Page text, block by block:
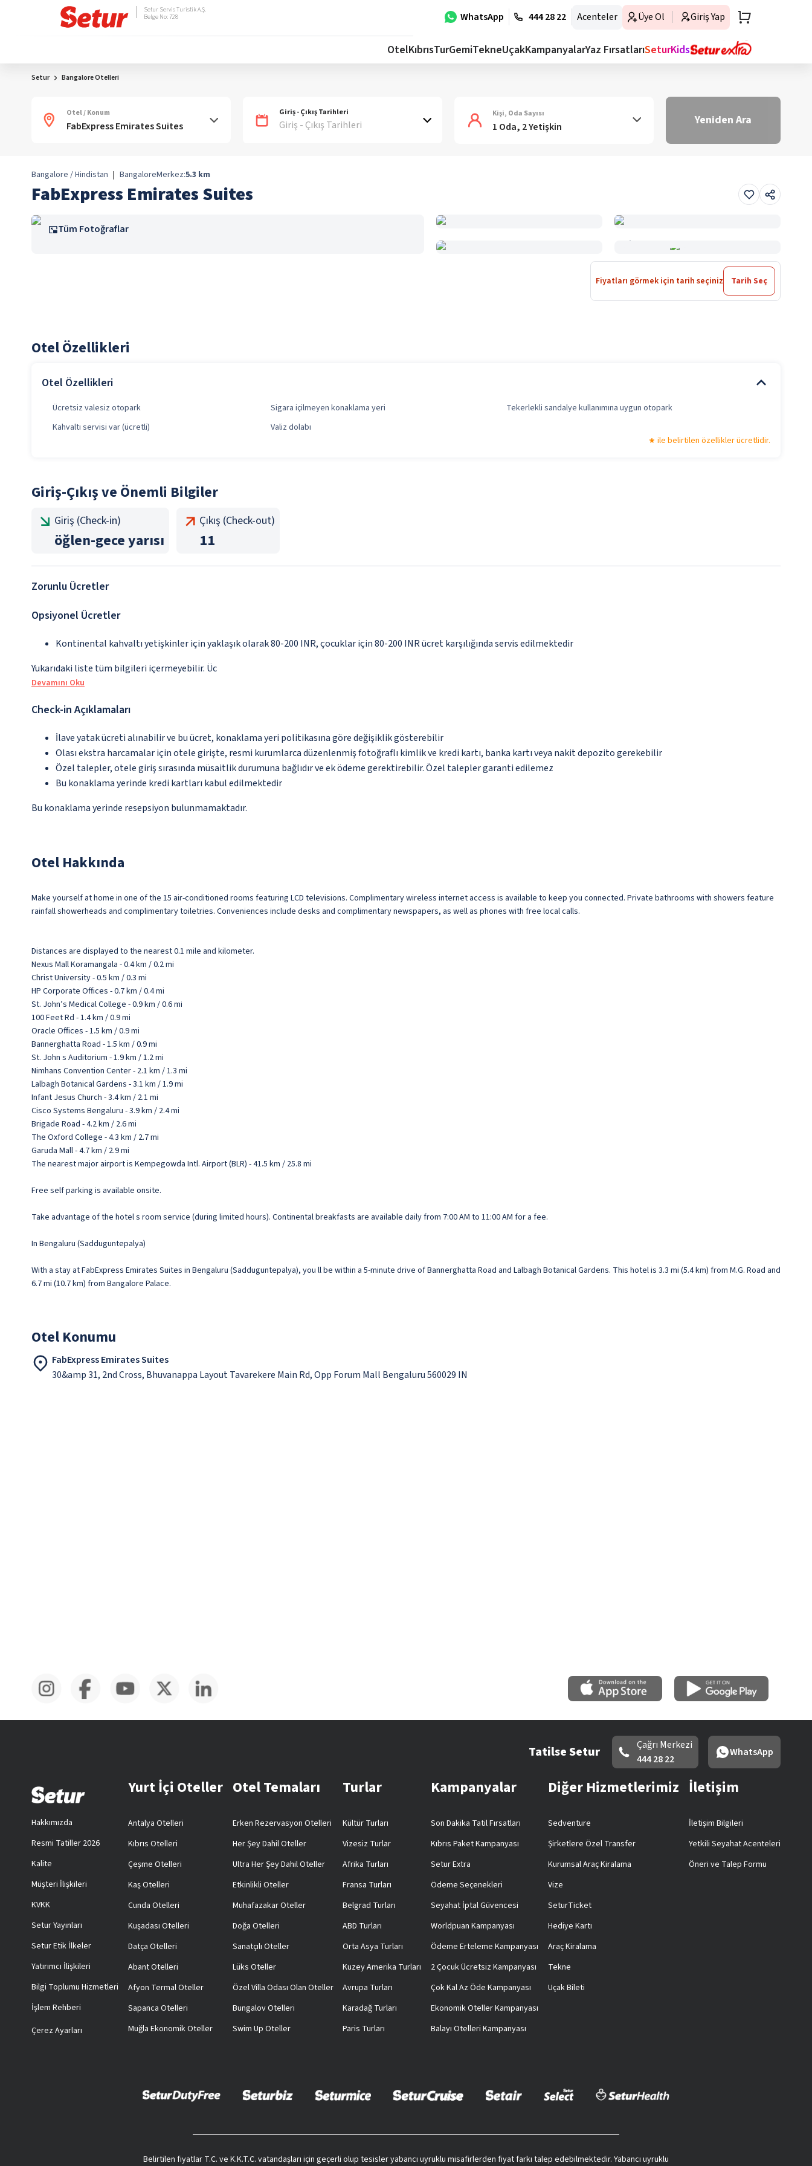
WhatsApp 444 28 22 Acenteler Üye Ol Giriş Yap
Setur Servis Turistik A.Ş.
Belge No: 728
OtelKıbrısTurGemiTekneUçakKampanyalarYaz FırsatlarıSeturKids
Setur Bangalore Otelleri
Otel / Konum Giriş - Çıkış Tarihleri
Giriş - Çıkış Tarihleri
Kişi, Oda Sayısı
1 Oda, 2 Yetişkin Yeniden Ara
Bangalore / Hindistan | BangaloreMerkez:5.3 km
FabExpress Emirates Suites
Tüm Fotoğraflar
Fiyatları görmek için tarih seçiniz Tarih Seç
Otel Özellikleri
Otel Özellikleri
Ücretsiz valesiz otopark Sigara içilmeyen konaklama yeri
Tekerlekli sandalye kullanımına uygun otopark
Kahvaltı servisi var (ücretli)
Valiz dolabı
ile belirtilen özellikler ücretlidir.
Giriş-Çıkış ve Önemli Bilgiler
Giriş (Check-in)
öğlen-gece yarısı
Çıkış (Check-out)
11
Zorunlu Ücretler
Opsiyonel Ücretler
Kontinental kahvaltı yetişkinler için yaklaşık olarak 80-200 INR, çocuklar için 80-200 INR ücret karşılığında servis edilmektedir
Yukarıdaki liste tüm bilgileri içermeyebilir. Üc
Devamını Oku
Check-in Açıklamaları
İlave yatak ücreti alınabilir ve bu ücret, konaklama yeri politikasına göre değişiklik gösterebilir
Olası ekstra harcamalar için otele girişte, resmi kurumlarca düzenlenmiş fotoğraflı kimlik ve kredi kartı, banka kartı veya nakit depozito gerekebilir
Özel talepler, otele giriş sırasında müsaitlik durumuna bağlıdır ve ek ödeme gerektirebilir. Özel talepler garanti edilemez
Bu konaklama yerinde kredi kartları kabul edilmektedir
Bu konaklama yerinde resepsiyon bulunmamaktadır.
Otel Hakkında
Make yourself at home in one of the 15 air-conditioned rooms featuring LCD televisions. Complimentary wireless internet access is available to keep you connected. Private bathrooms with showers feature
rainfall showerheads and complimentary toiletries. Conveniences include desks and complimentary newspapers, as well as phones with free local calls.
Distances are displayed to the nearest 0.1 mile and kilometer.
Nexus Mall Koramangala - 0.4 km / 0.2 mi
Christ University - 0.5 km / 0.3 mi
HP Corporate Offices - 0.7 km / 0.4 mi
St. John’s Medical College - 0.9 km / 0.6 mi
100 Feet Rd - 1.4 km / 0.9 mi
Oracle Offices - 1.5 km / 0.9 mi
Bannerghatta Road - 1.5 km / 0.9 mi
St. John s Auditorium - 1.9 km / 1.2 mi
Nimhans Convention Center - 2.1 km / 1.3 mi
Lalbagh Botanical Gardens - 3.1 km / 1.9 mi
Infant Jesus Church - 3.4 km / 2.1 mi
Cisco Systems Bengaluru - 3.9 km / 2.4 mi
Brigade Road - 4.2 km / 2.6 mi
The Oxford College - 4.3 km / 2.7 mi
Garuda Mall - 4.7 km / 2.9 mi
The nearest major airport is Kempegowda Intl. Airport (BLR) - 41.5 km / 25.8 mi
Free self parking is available onsite.
Take advantage of the hotel s room service (during limited hours). Continental breakfasts are available daily from 7:00 AM to 11:00 AM for a fee.
In Bengaluru (Sadduguntepalya)
With a stay at FabExpress Emirates Suites in Bengaluru (Sadduguntepalya), you ll be within a 5-minute drive of Bannerghatta Road and Lalbagh Botanical Gardens. This hotel is 3.3 mi (5.4 km) from M.G. Road and
6.7 mi (10.7 km) from Bangalore Palace.
Otel Konumu
FabExpress Emirates Suites
30&amp 31, 2nd Cross, Bhuvanappa Layout Tavarekere Main Rd, Opp Forum Mall Bengaluru 560029 IN
Tatilse Setur
Çağrı Merkezi
444 28 22
WhatsApp
Hakkımızda
Resmi Tatiller 2026
Kalite
Müşteri İlişkileri
KVKK
Setur Yayınları
Setur Etik İlkeler
Yatırımcı İlişkileri
Bilgi Toplumu Hizmetleri
İşlem Rehberi
Çerez Ayarları
Yurt İçi Oteller
Antalya Otelleri
Kıbrıs Otelleri
Çeşme Otelleri
Kaş Otelleri
Cunda Otelleri
Kuşadası Otelleri
Datça Otelleri
Abant Otelleri
Afyon Termal Oteller
Sapanca Otelleri
Muğla Ekonomik Oteller
Otel Temaları
Erken Rezervasyon Otelleri
Her Şey Dahil Oteller
Ultra Her Şey Dahil Oteller
Etkinlikli Oteller
Muhafazakar Oteller
Doğa Otelleri
Sanatçılı Oteller
Lüks Oteller
Özel Villa Odası Olan Oteller
Bungalov Otelleri
Swim Up Oteller
Turlar
Kültür Turları
Vizesiz Turlar
Afrika Turları
Fransa Turları
Belgrad Turları
ABD Turları
Orta Asya Turları
Kuzey Amerika Turları
Avrupa Turları
Karadağ Turları
Paris Turları
Kampanyalar
Son Dakika Tatil Fırsatları
Kıbrıs Paket Kampanyası
Setur Extra
Ödeme Seçenekleri
Seyahat İptal Güvencesi
Worldpuan Kampanyası
Ödeme Erteleme Kampanyası
2 Çocuk Ücretsiz Kampanyası
Çok Kal Az Öde Kampanyası
Ekonomik Oteller Kampanyası
Balayı Otelleri Kampanyası
Diğer Hizmetlerimiz
Sedventure
Şirketlere Özel Transfer
Kurumsal Araç Kiralama
Vize
SeturTicket
Hediye Kartı
Araç Kiralama
Tekne
Uçak Bileti
İletişim
İletişim Bilgileri
Yetkili Seyahat Acenteleri
Öneri ve Talep Formu
Belirtilen fiyatlar T.C. ve K.K.T.C. vatandaşları için geçerli olup tesisler yabancı uyruklu misafirlerden fiyat farkı talep edebilmektedir. Yabancı uyruklu